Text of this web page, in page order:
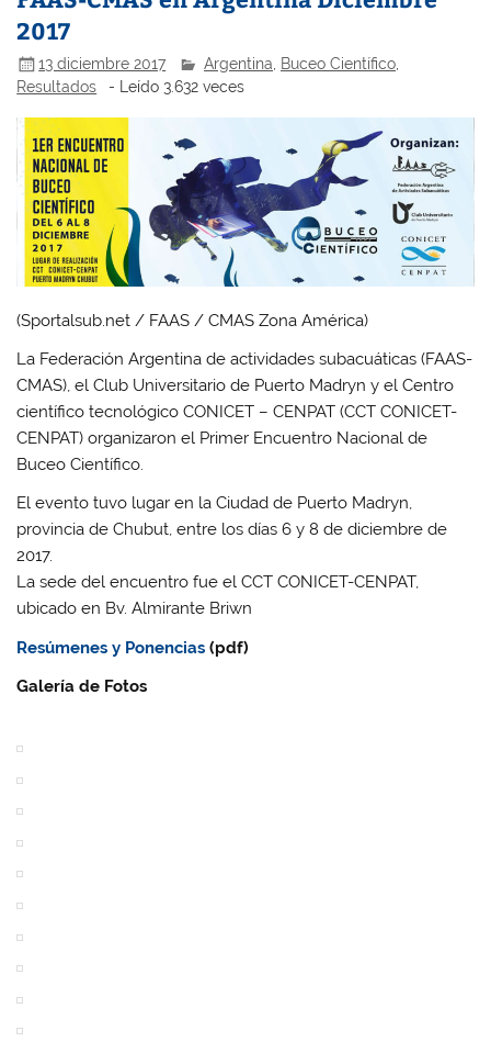
2017
13 diciembre 2017 Argentina Buceo Científico
Resultados
- Leído 3.632 veces
(Sportalsub.net / FAAS / CMAS Zona América)
La Federación Argentina de actividades subacuáticas (FAAS-
CMAS), el Club Universitario de Puerto Madryn y el Centro
científico tecnológico CONICET – CENPAT (CCT CONICET-
CENPAT) organizaron el Primer Encuentro Nacional de
Buceo Científico.
El evento tuvo lugar en la Ciudad de Puerto Madryn,
provincia de Chubut, entre los días 6 y 8 de diciembre de
2017.
La sede del encuentro fue el CCT CONICET-CENPAT,
ubicado en Bv. Almirante Briwn
Resúmenes y Ponencias (pdf)
Galería de Fotos